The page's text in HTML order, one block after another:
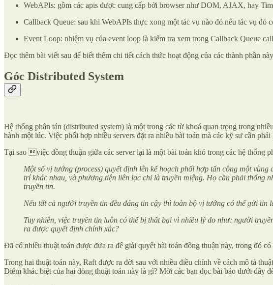
WebAPIs: gồm các apis được cung cấp bởi browser như DOM, AJAX, hay
Callback Queue: sau khi WebAPIs thực xong một tác vụ nào đó nếu tác vụ
Event Loop: nhiệm vụ của event loop là kiểm tra xem trong Callback Queue
Đọc thêm bài viết sau để biết thêm chi tiết cách thức hoạt động của các thành phần
Góc Distributed System
Hệ thống phân tán (distributed system) là một trong các từ khoá quan trọng trong
hành một lúc. Việc phối hợp nhiều servers đặt ra nhiều bài toán mà các kỹ sư cần
Tại sao việc đồng thuận giữa các server lại là một bài toán khó trong các hệ thống
Một số vị tướng (process) quyết định lên kế hoạch phối hợp tấn công một
trí khác nhau, và phương tiện liên lạc chỉ là truyền miệng. Họ cần phải thống
truyền tin.
Nếu tất cả người truyền tin đều đáng tin cậy thì toàn bộ vị tướng có thể gửi
Tuy nhiên, việc truyền tin luôn có thể bị thất bại vì nhiều lý do như: người
ra được quyết định chính xác?
Đã có nhiều thuật toán được đưa ra để giải quyết bài toán đồng thuận này, trong đó
Trong hai thuật toán này, Raft được ra đời sau với nhiều điều chỉnh về cách mô tả
Điểm khác biệt của hai dòng thuật toán này là gì? Mời các bạn đọc bài báo dưới đây